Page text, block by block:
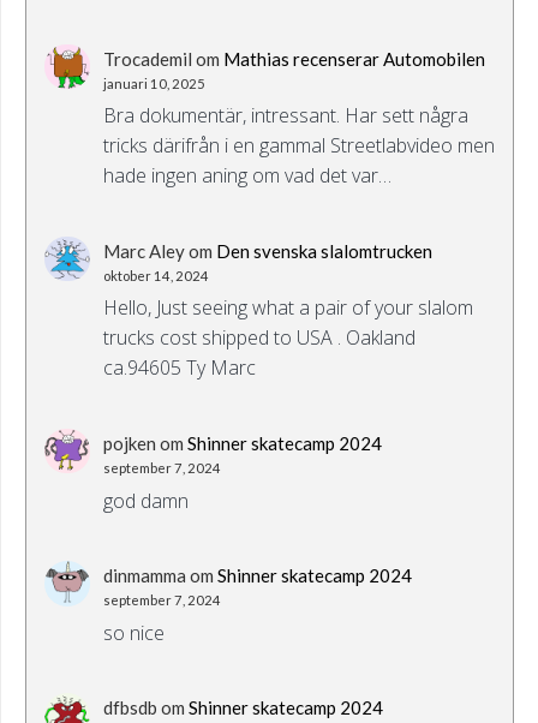
Trocademil om Mathias recenserar Automobilen
januari 10, 2025
Bra dokumentär, intressant. Har sett några
tricks därifrån i en gammal Streetlabvideo men
hade ingen aning om vad det var…
Marc Aleyom Den svenska slalomtrucken
oktober 14, 2024
Hello, Just seeing what a pair of your slalom
trucks cost shipped to USA . Oakland
ca.94605 Ty Marc
pojken om Shinner skatecamp 2024
september 7, 2024
god damn
dinmamma om Shinner skatecamp 2024
september 7, 2024
so nice
dfbsdb om Shinner skatecamp 2024